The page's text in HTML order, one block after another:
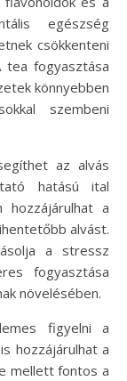
egészség
csökkenteni
tea fogyasztása
könnyebben
szembeni
az alvás
hatású ital
a
alvást.
a stressz
fogyasztása
növelésében.
figyelni a
hozzájárulhat a
mellett fontos a